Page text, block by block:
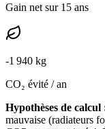
Gain net sur 15 ans
-1 940 kg
CO₂ évité / an
Hypothèses de calcul
mauvaise (radiateurs